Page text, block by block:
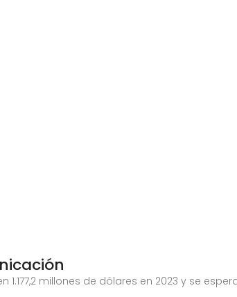
millones de dólares en 2023 y se